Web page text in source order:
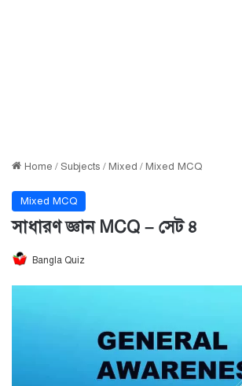
Home / Subjects /Mixed /Mixed MCQ
Mixed MCQ
সাধারণ জ্ঞান MCQ – সেট ৪
Bangla Quiz